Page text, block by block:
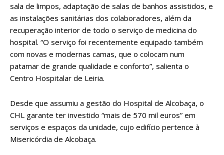
sala de limpos, adaptação de salas de banhos assistidos, e
as instalações sanitárias dos colaboradores, além da
recuperação interior de todo o serviço de medicina do
hospital. “O serviço foi recentemente equipado também
com novas e modernas camas, que o colocam num
patamar de grande qualidade e conforto”, salienta o
Centro Hospitalar de Leiria.
Desde que assumiu a gestão do Hospital de Alcobaça, o
CHL garante ter investido “mais de 570 mil euros” em
serviços e espaços da unidade, cujo edifício pertence à
Misericórdia de Alcobaça.